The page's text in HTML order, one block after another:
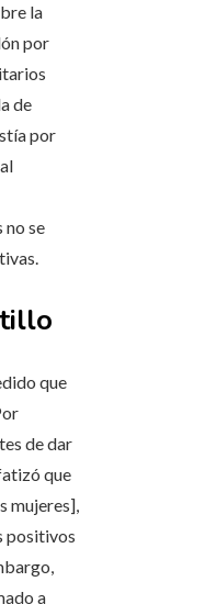
la
por
de
por
no se
que
de dar
que
mujeres],
positivos
a